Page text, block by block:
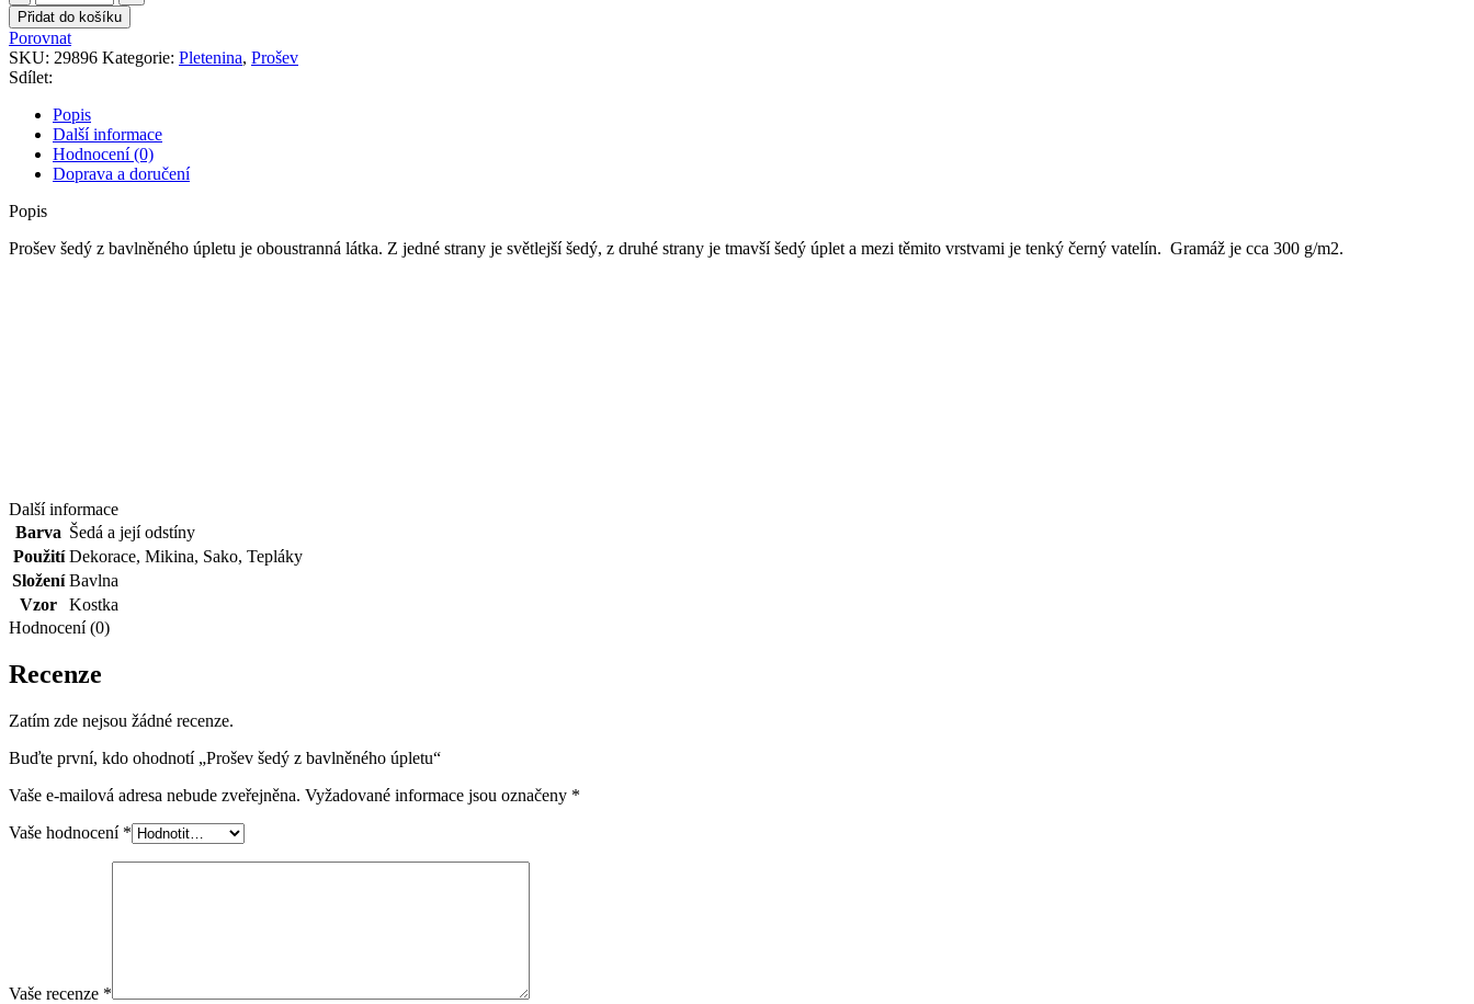
šedý
z
bavlněného
úpletu
množství
Přidat do košíku
Porovnat
SKU: 29896 Kategorie: Pletenina, Prošev
Sdílet:
Popis
Další informace
Hodnocení (0)
Doprava a doručení
Popis
Prošev šedý z bavlněného úpletu je oboustranná látka. Z jedné strany je světlejší šedý, z druhé strany je tmavší šedý úplet a mezi těmito vrstvami je tenký černý vatelín. Gramáž je cca 300 g/m2.
Další informace
Barva Šedá a její odstíny
Použití Dekorace, Mikina, Sako, Tepláky
Složení Bavlna
Vzor
Kostka
Hodnocení (0)
Recenze
Zatím zde nejsou žádné recenze.
Buďte první, kdo ohodnotí „Prošev šedý z bavlněného úpletu“
Vaše e-mailová adresa nebude zveřejněna. Vyžadované informace jsou označeny *
Vaše hodnocení *
Vaše recenze *